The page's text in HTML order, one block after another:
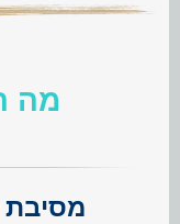
מה
מסיבת